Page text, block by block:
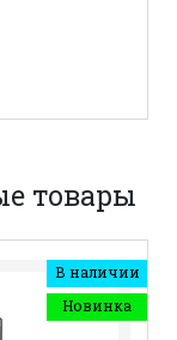
товары
В наличии
Новинка